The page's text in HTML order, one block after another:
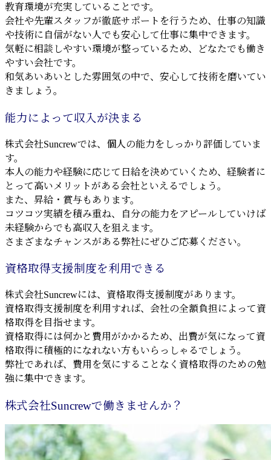
教育環境が充実していることです。
会社や先輩スタッフが徹底サポートを行うため、仕事の知識
や技術に自信がない人でも安心して仕事に集中できます。
気軽に相談しやすい環境が整っているため、どなたでも働き
やすい会社です。
和気あいあいとした雰囲気の中で、安心して技術を磨いてい
きましょう。
能力によって収入が決まる
株式会社Suncrewでは、個人の能力をしっかり評価していま
す。
本人の能力や経験に応じて日給を決めていくため、経験者に
とって高いメリットがある会社といえるでしょう。
また、昇給・賞与もあります。
コツコツ実績を積み重ね、自分の能力をアピールしていけば
未経験からでも高収入を狙えます。
さまざまなチャンスがある弊社にぜひご応募ください。
資格取得支援制度を利用できる
株式会社Suncrewには、資格取得支援制度があります。
資格取得支援制度を利用すれば、会社の全額負担によって資
格取得を目指せます。
資格取得には何かと費用がかかるため、出費が気になって資
格取得に積極的になれない方もいらっしゃるでしょう。
弊社であれば、費用を気にすることなく資格取得のための勉
強に集中できます。
株式会社Suncrewで働きませんか？